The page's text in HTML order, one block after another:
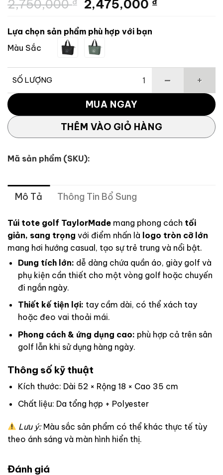
2,750,000
Giá
là:
2,750,000 ₫.
2,475,000 Giá
Lựa chọn sản phẩm phù hợp với bạn
Màu Sắc
SỐ LƯỢNG
Túi tote golf TaylorMade UN749 số lượng
THÊM VÀO GIỎ HÀNG
MUA NGAY
Mã sản phẩm (SKU):
Mô Tả Thông Tin Bổ Sung
Túi tote golf TaylorMade mang phong cách tối
giản, sang trọng với điểm nhấn là logo tròn cỡ lớn
mang hơi hướng casual, tạo sự trẻ trung và nổi bật.
Dung tích lớn: dễ dàng chứa quần áo, giày golf và
phụ kiện cần thiết cho một vòng golf hoặc chuyến
đi ngắn ngày.
Thiết kế tiện lợi: tay cầm dài, có thể xách tay
hoặc đeo vai thoải mái.
Phong cách & ứng dụng cao: phù hợp cả trên sân
golf lẫn khi sử dụng hàng ngày.
Thông số kỹ thuật
Kích thước: Dài 52 × Rộng 18 × Cao 35 cm
Chất liệu: Da tổng hợp + Polyester
Lưu ý:Màu sắc sản phẩm có thể khác thực tế tùy
theo ánh sáng và màn hình hiển thị.
Đánh giá